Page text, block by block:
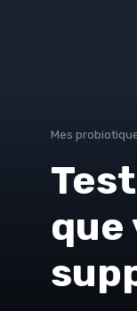
Mes